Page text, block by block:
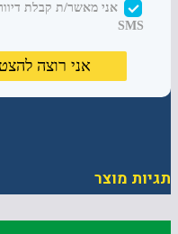
תגיות מוצר